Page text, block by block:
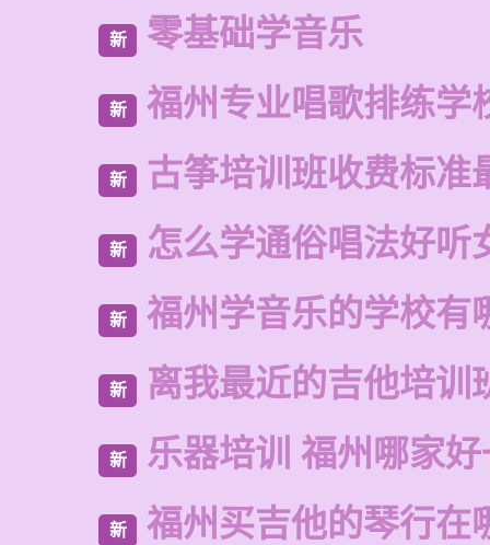
新 零基础学音乐
新 福州专业唱歌排练学
新 古筝培训班收费标准
新 怎么学通俗唱法好听
新 福州学音乐的学校有
新 离我最近的吉他培训
新 乐器培训 福州哪家
新 福州买吉他的琴行在